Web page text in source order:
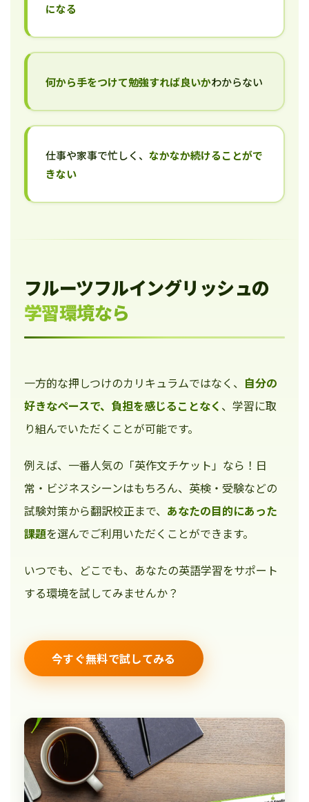
になる
何から手をつけて勉強すれば良いかわからない
仕事や家事で忙しく、 なかなか続けることがで
きない
フルーツフルイングリッシュの
学習環境なら
一方的な押しつけのカリキュラムではなく、 自分の
好きなペースで、負担を感じることなく 、学習に取
り組んでいただくことが可能です。
例えば、一番人気の「英作文チケット」なら！日
常・ビジネスシーンはもちろん、英検・受験などの
試験対策から翻訳校正まで、 あなたの目的にあった
課題を選んでご利用いただくことができます。
いつでも、どこでも、あなたの英語学習をサポート
する環境を試してみませんか？
今すぐ無料で試してみる